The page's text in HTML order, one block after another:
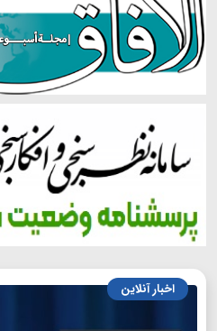
اخبار آنلاین